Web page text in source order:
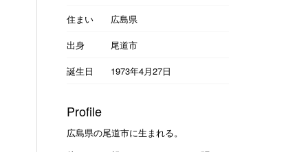
住まい
広島県
出身
尾道市
誕生日
1973年4月27日
Profile
広島県の尾道市に生まれる。